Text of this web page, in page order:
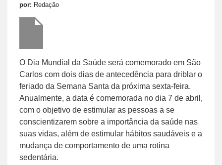
por: Redação
O Dia Mundial da Saúde será comemorado em São
Carlos com dois dias de antecedência para driblar o
feriado da Semana Santa da próxima sexta-feira.
Anualmente, a data é comemorada no dia 7 de abril,
com o objetivo de estimular as pessoas a se
conscientizarem sobre a importância da saúde nas
suas vidas, além de estimular hábitos saudáveis e a
mudança de comportamento de uma rotina
sedentária.